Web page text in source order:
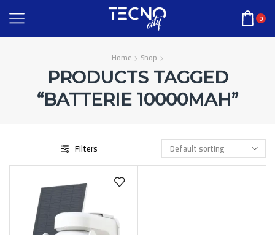
0
Home Shop
PRODUCTS TAGGED
“BATTERIE 10000MAH”
Filters